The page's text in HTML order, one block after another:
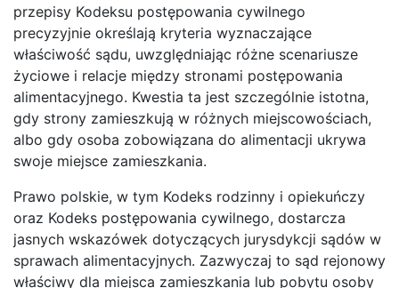
przepisy Kodeksu postępowania cywilnego
precyzyjnie określają kryteria wyznaczające
właściwość sądu, uwzględniając różne scenariusze
życiowe i relacje między stronami postępowania
alimentacyjnego. Kwestia ta jest szczególnie istotna,
gdy strony zamieszkują w różnych miejscowościach,
albo gdy osoba zobowiązana do alimentacji ukrywa
swoje miejsce zamieszkania.
Prawo polskie, w tym Kodeks rodzinny i opiekuńczy
oraz Kodeks postępowania cywilnego, dostarcza
jasnych wskazówek dotyczących jurysdykcji sądów w
sprawach alimentacyjnych. Zazwyczaj to sąd rejonowy
właściwy dla miejsca zamieszkania lub pobytu osoby